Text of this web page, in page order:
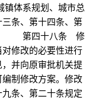
体系规划、城市总
条、第十四条、第
。 第四十八条 修
修改的必要性进行
并向原审批机关提
制修改方案。修改
条、第二十条规定